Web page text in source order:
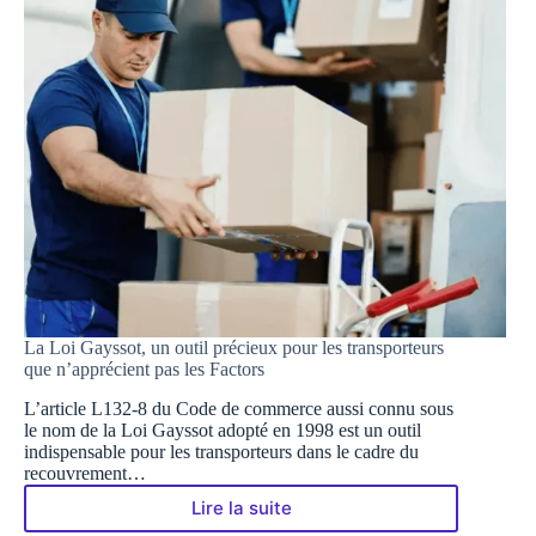
La Loi Gayssot, un outil précieux pour les transporteurs
que n’apprécient pas les Factors
L’article L132-8 du Code de commerce aussi connu sous
le nom de la Loi Gayssot adopté en 1998 est un outil
indispensable pour les transporteurs dans le cadre du
recouvrement…
Lire la suite
La